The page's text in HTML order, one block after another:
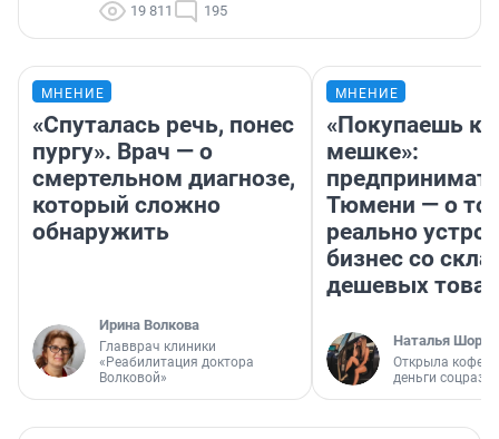
19 811 195
МНЕНИЕ
«Спуталась речь, понес
пургу». Врач — о
смертельном диагнозе,
который сложно
обнаружить
Ирина Волкова
Главврач клиники
«Реабилитация доктора
Волковой»
МНЕНИЕ
«Покупаешь
мешке»:
Тюмени — о
реально
бизнес со
дешевых
Наталья
Открыла
деньги